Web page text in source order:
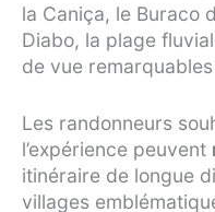
la Caniça, le Buraco
Diabo, la plage
de vue
Les randonneurs
l’expérience peuvent
itinéraire de longue
villages